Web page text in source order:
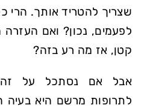
שצריך להטריד אותך. הרי
לפעמים, נכון?⁢ ואם העזרה
קטן, ⁣אז מה ⁤רע בזה?
אבל אם נסתכל על זה
לתרופות מרשם היא בעיה